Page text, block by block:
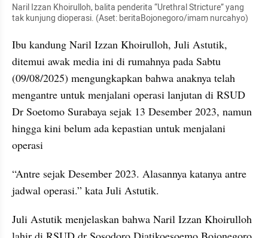
Naril Izzan Khoirulloh, balita penderita “Urethral Stricture” yang
tak kunjung dioperasi. (Aset: beritaBojonegoro/imam nurcahyo)
Ibu kandung Naril Izzan Khoirulloh, Juli Astutik,
ditemui awak media ini di rumahnya pada Sabtu
(09/08/2025) mengungkapkan bahwa anaknya telah
mengantre untuk menjalani operasi lanjutan di RSUD
Dr Soetomo Surabaya sejak 13 Desember 2023, namun
hingga kini belum ada kepastian untuk menjalani
operasi
“Antre sejak Desember 2023. Alasannya katanya antre
jadwal operasi.” kata Juli Astutik.
Juli Astutik menjelaskan bahwa Naril Izzan Khoirulloh